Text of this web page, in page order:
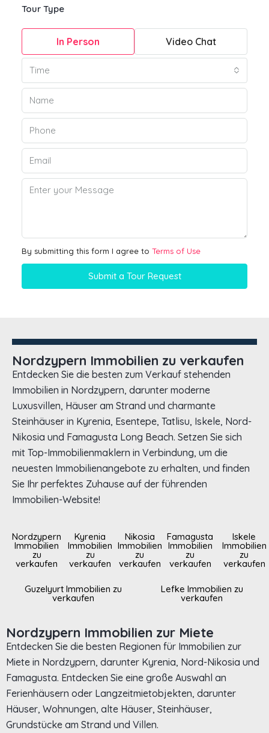
Tour Type
In Person Video Chat
Time
By submitting this form I agree to Terms of Use
Submit a Tour Request
Nordzypern Immobilien zu verkaufen
Entdecken Sie die besten zum Verkauf stehenden
Immobilien in Nordzypern, darunter moderne
Luxusvillen, Häuser am Strand und charmante
Steinhäuser in Kyrenia, Esentepe, Tatlisu, Iskele, Nord-
Nikosia und Famagusta Long Beach. Setzen Sie sich
mit Top-Immobilienmaklern in Verbindung, um die
neuesten Immobilienangebote zu erhalten, und finden
Sie Ihr perfektes Zuhause auf der führenden
Immobilien-Website!
Nordzypern
Immobilien
zu
verkaufen
Kyrenia
Immobilien
zu
verkaufen
Nikosia
Immobilien
zu
verkaufen
Famagusta
Immobilien
zu
verkaufen
Iskele
Immobilien
zu
verkaufen
Guzelyurt Immobilien zu
verkaufen
Lefke Immobilien zu
verkaufen
Nordzypern Immobilien zur Miete
Entdecken Sie die besten Regionen für Immobilien zur
Miete in Nordzypern, darunter Kyrenia, Nord-Nikosia und
Famagusta. Entdecken Sie eine große Auswahl an
Ferienhäusern oder Langzeitmietobjekten, darunter
Häuser, Wohnungen, alte Häuser, Steinhäuser,
Grundstücke am Strand und Villen.